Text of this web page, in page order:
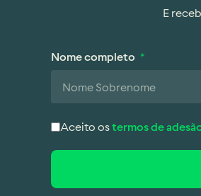
E
Nome completo
Aceito ostermos de